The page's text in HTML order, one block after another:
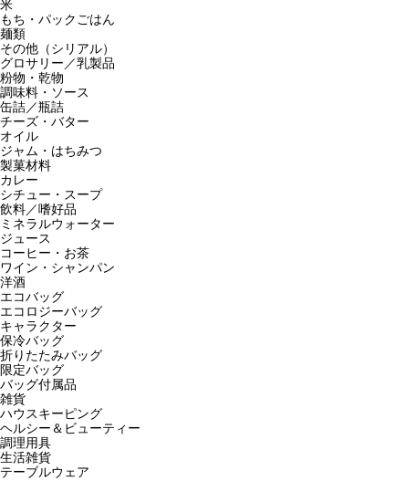
米
もち・パックごはん
麺類
その他（シリアル）
グロサリー／乳製品
粉物・乾物
調味料・ソース
缶詰／瓶詰
チーズ・バター
オイル
ジャム・はちみつ
製菓材料
カレー
シチュー・スープ
飲料／嗜好品
ミネラルウォーター
ジュース
コーヒー・お茶
ワイン・シャンパン
洋酒
エコバッグ
エコロジーバッグ
キャラクター
保冷バッグ
折りたたみバッグ
限定バッグ
バッグ付属品
雑貨
ハウスキーピング
ヘルシー＆ビューティー
調理用具
生活雑貨
テーブルウェア